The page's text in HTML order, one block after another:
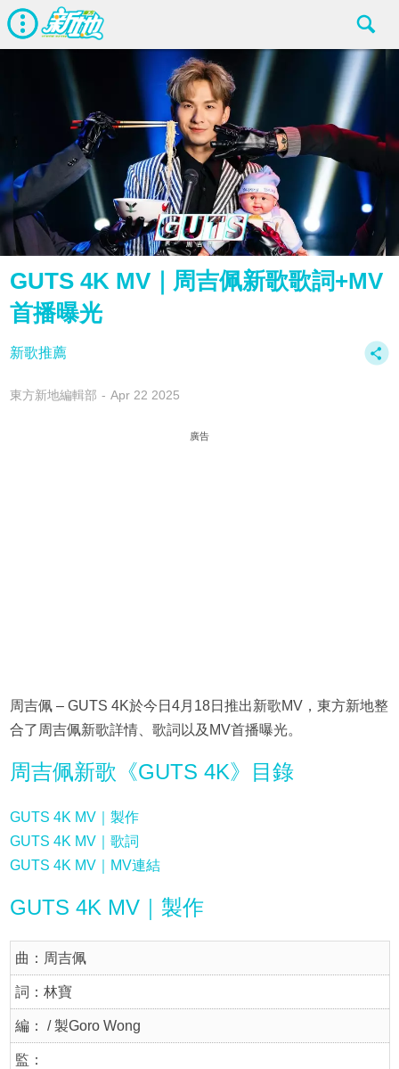
GUTS 4K MV｜周吉佩新歌歌詞+MV
首播曝光
新歌推薦
東方新地編輯部 Apr 22 2025
廣告
周吉佩 – GUTS 4K於今日4月18日推出新歌MV，東方新地整
合了周吉佩新歌詳情、歌詞以及MV首播曝光。
周吉佩新歌《GUTS 4K》目錄
GUTS 4K MV｜製作
GUTS 4K MV｜歌詞
GUTS 4K MV｜MV連結
GUTS 4K MV｜製作
曲：周吉佩
詞：林寶
編： / 製Goro Wong
監：